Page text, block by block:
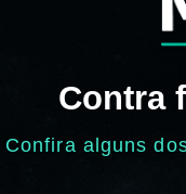
Contra
Confira alguns